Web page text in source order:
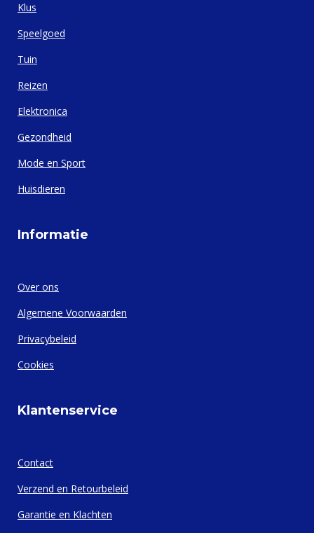
Klus
Speelgoed
Tuin
Reizen
Elektronica
Gezondheid
Mode en Sport
Huisdieren
Informatie
Over ons
Algemene Voorwaarden
Privacybeleid
Cookies
Klantenservice
Contact
Verzend en Retourbeleid
Garantie en Klachten